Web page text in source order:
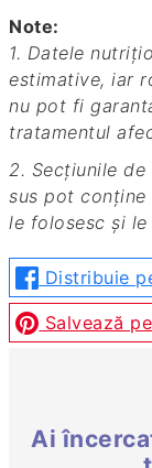
Note:
1. Datele nutriționale furnizate la unele rețete sunt
estimative, iar
nu pot fi
tratamentul
2. Secțiunile de echipamente și ingrediente de mai
sus pot
le folosesc și le
Distribuie
Salvează
Ai